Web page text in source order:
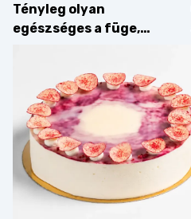
Tényleg olyan
egészséges a füge,